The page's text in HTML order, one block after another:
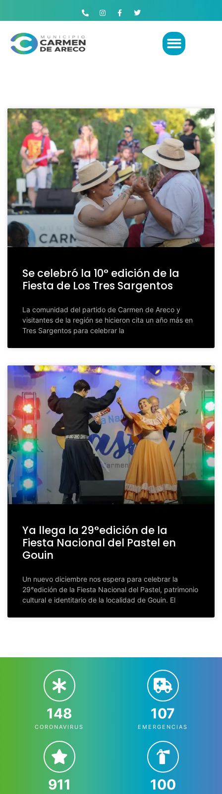
Se celebró la 10° edición de la
Fiesta de Los Tres Sargentos
La comunidad del partido de Carmen de Areco y
visitantes de la región se hicieron cita un año más en
Tres Sargentos para celebrar la
Ya llega la 29°edición de la
Fiesta Nacional del Pastel en
Gouin
Un nuevo diciembre nos espera para celebrar la
29°edición de la Fiesta Nacional del Pastel, patrimonio
cultural e identitario de la localidad de Gouin. El
148
CORONAVIRUS
107
EMERGENCIAS
911 100